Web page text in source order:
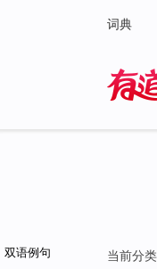
词典
双语例句 当前分